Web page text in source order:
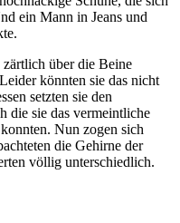
ein Mann in Jeans und
über die Beine
könnten sie das nicht
setzten sie den
die sie das vermeintliche
Nun zogen sich
die Gehirne der
völlig unterschiedlich.